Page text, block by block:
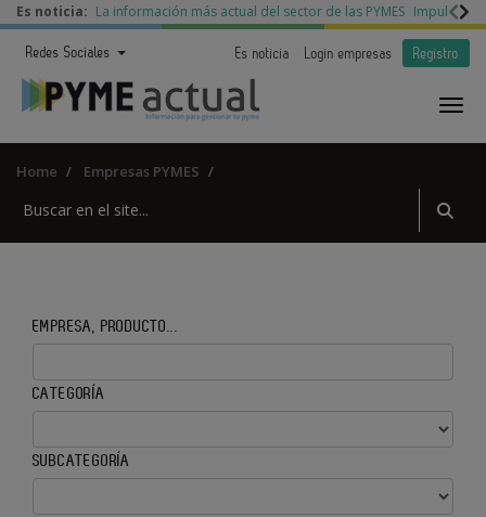
Es noticia: La información más actual del sector de las PYMES Impulso a
Redes Sociales Es noticia Login empresas Registro
Home Empresas PYMES
EMPRESA, PRODUCTO...
CATEGORÍA
SUBCATEGORÍA